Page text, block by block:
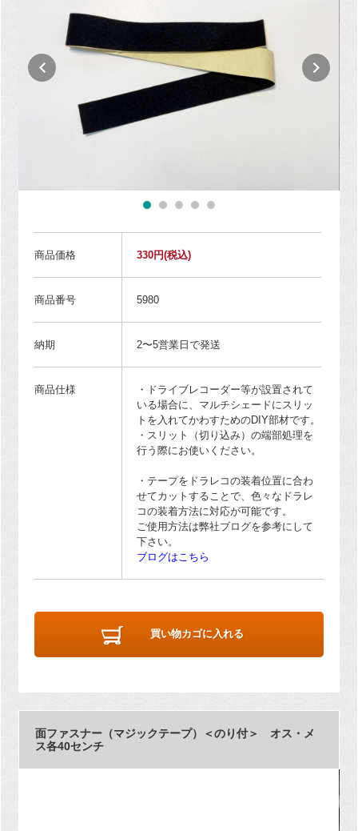
商品価格 330円(税込)
商品番号 5980
納期 2〜5営業日で発送
商品仕様
・ドライブレコーダー等が設置されて
いる場合に、マルチシェードにスリッ
トを入れてかわすためのDIY部材です。
・スリット（切り込み）の端部処理を
行う際にお使いください。
・テープをドラレコの装着位置に合わ
せてカットすることで、色々なドラレ
コの装着方法に対応が可能です。
ご使用方法は弊社ブログを参考にして
下さい。
ブログはこちら
買い物カゴに入れる
面ファスナー（マジックテープ）＜のり付＞ オス・メ
ス各40センチ